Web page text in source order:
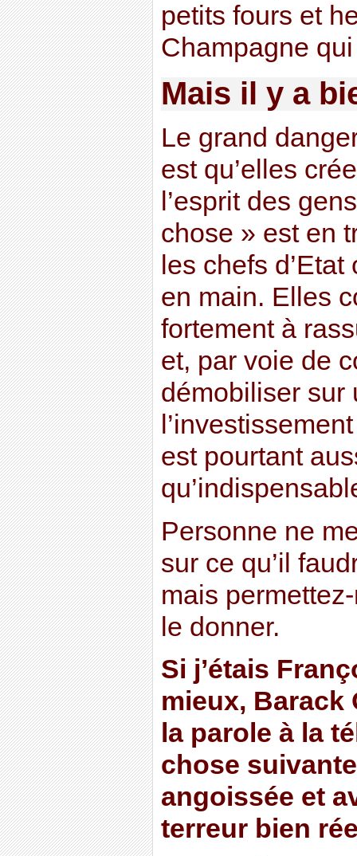
petits fours et
Champagne
Mais il y a
Le grand
est qu’elles
l’esprit des
chose » est en
les chefs
en main. Elles
fortement à
et, par voie de
démobiliser sur
est pourtant
Personne ne
sur ce qu’il
mais
le donner.
Si j’étais
mieux, Barack
la parole à la
chose
angoissée et
terreur bien